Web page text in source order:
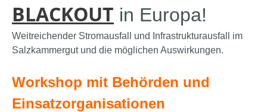
BLACKOUT in Europa!
Weitreichender Stromausfall und Infrastrukturausfall im
Salzkammergut und die möglichen Auswirkungen.
Workshop mit Behörden und
Einsatzorganisationen